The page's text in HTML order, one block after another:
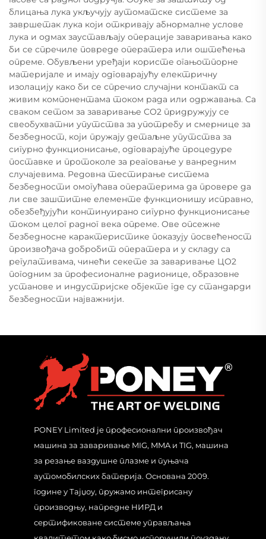
блицања лука укључују аутоматске системе за
завршетак лука који откривају абнормалне услове
лука и одмах заустављају операције заваривања како
би се спречиле повреде оператера или оштећења
опреме. Обувљени уређаји користе огањотпорне
материјале и имају одговарајућу електричну
изолацију како би се спречио случајни контакт са
живим компонентама током рада или одржавања. Са
сваком сетом за заваривање СО2 придружују се
свеобухватни упутства за употребу и смернице за
безбедност, који пружају детаљне упутства за
сигурно функционисање, одговарајуће процедуре
поставке и протоколе за реаговање у ванредним
случајевима. Редовна тестирање система
безбедности омогућава оператерима да провере да
ли све заштитне елементе функционишу исправно,
обезбеђујући континуирано сигурно функционисање
током целог радног века опреме. Ове опсежне
безбедносне карактеристике показују посвећеност
произвођача добробит оператера и у складу са
регулативама, чинећи секете за заваривање ЦО2
погодним за професионалне радионице, образовне
установе и индустријске објекте где су стандарди
безбедности најважнији.
PONEY Limited је професионални произвођач
машина за заваривање MIG, MMA и TIG, машина
за резање ваздушне плазме и пуњача
аутомобилских батерија. Основана 2009.
године у Тајџоу, пружамо интегрисану
производњу, напредне НИРД и
сертификоване системе управљања